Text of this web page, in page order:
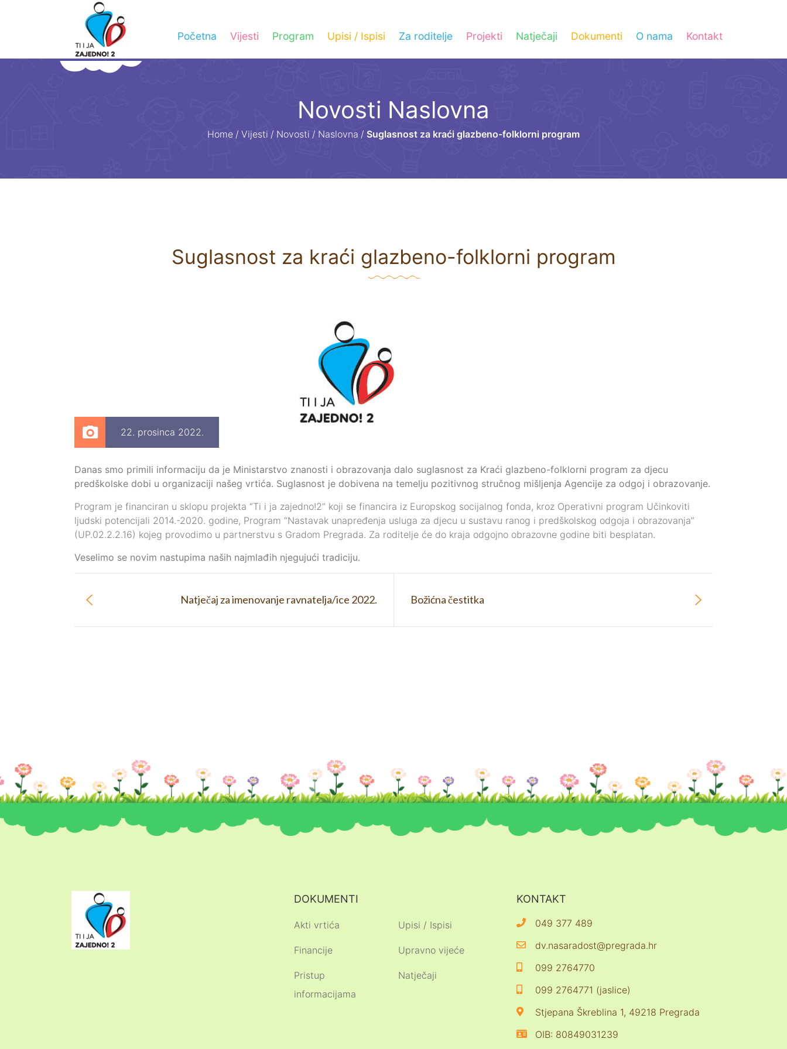
Početna Vijesti Program Upisi / Ispisi Za roditelje Projekti Natječaji Dokumenti O nama Kontakt
Novosti Naslovna
Home / Vijesti / Novosti / Naslovna / Suglasnost za kraći glazbeno-folklorni program
Suglasnost za kraći glazbeno-folklorni program
22. prosinca 2022.
Danas smo primili informaciju da je Ministarstvo znanosti i obrazovanja dalo suglasnost za Kraći glazbeno-folklorni program za djecu
predškolske dobi u organizaciji našeg vrtića. Suglasnost je dobivena na temelju pozitivnog stručnog mišljenja Agencije za odgoj i obrazovanje.
Program je financiran u sklopu projekta “Ti i ja zajedno!2” koji se financira iz Europskog socijalnog fonda, kroz Operativni program Učinkoviti
ljudski potencijali 2014.-2020. godine, Program “Nastavak unapređenja usluga za djecu u sustavu ranog i predškolskog odgoja i obrazovanja”
(UP.02.2.2.16) kojeg provodimo u partnerstvu s Gradom Pregrada. Za roditelje će do kraja odgojno obrazovne godine biti besplatan.
Veselimo se novim nastupima naših najmlađih njegujući tradiciju.
Božićna čestitka
Natječaj za imenovanje ravnatelja/ice 2022.
DOKUMENTI
Akti vrtića
Financije
Pristup
informacijama
Upisi / Ispisi
Upravno vijeće
Natječaji
KONTAKT
049 377 489
dv.nasaradost@pregrada.hr
099 2764770
099 2764771 (jaslice)
Stjepana Škreblina 1, 49218 Pregrada
OIB: 80849031239